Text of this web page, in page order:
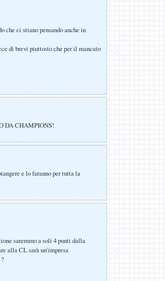
che ci stiano pensando anche in
di brevi piuttosto che per il mancato
DA CHAMPIONS!
e lo faranno per tutta la
saremmo a soli 4 punti dalla
alla CL sarà un’impresa